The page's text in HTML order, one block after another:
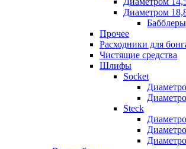
Диаметром
Бабблеры
Прочее
Расходники для
Чистящие средства
Шлифы
Socket
Steck